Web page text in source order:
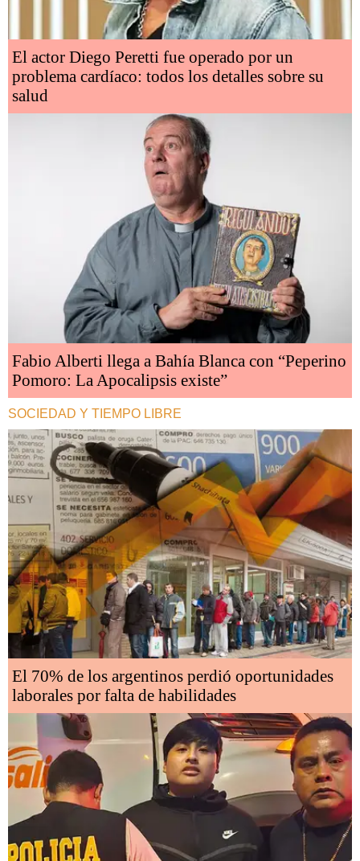
El actor Diego Peretti fue operado por un
problema cardíaco: todos los detalles sobre su
salud
Fabio Alberti llega a Bahía Blanca con “Peperino
Pomoro: La Apocalipsis existe”
SOCIEDAD Y TIEMPO LIBRE
El 70% de los argentinos perdió oportunidades
laborales por falta de habilidades